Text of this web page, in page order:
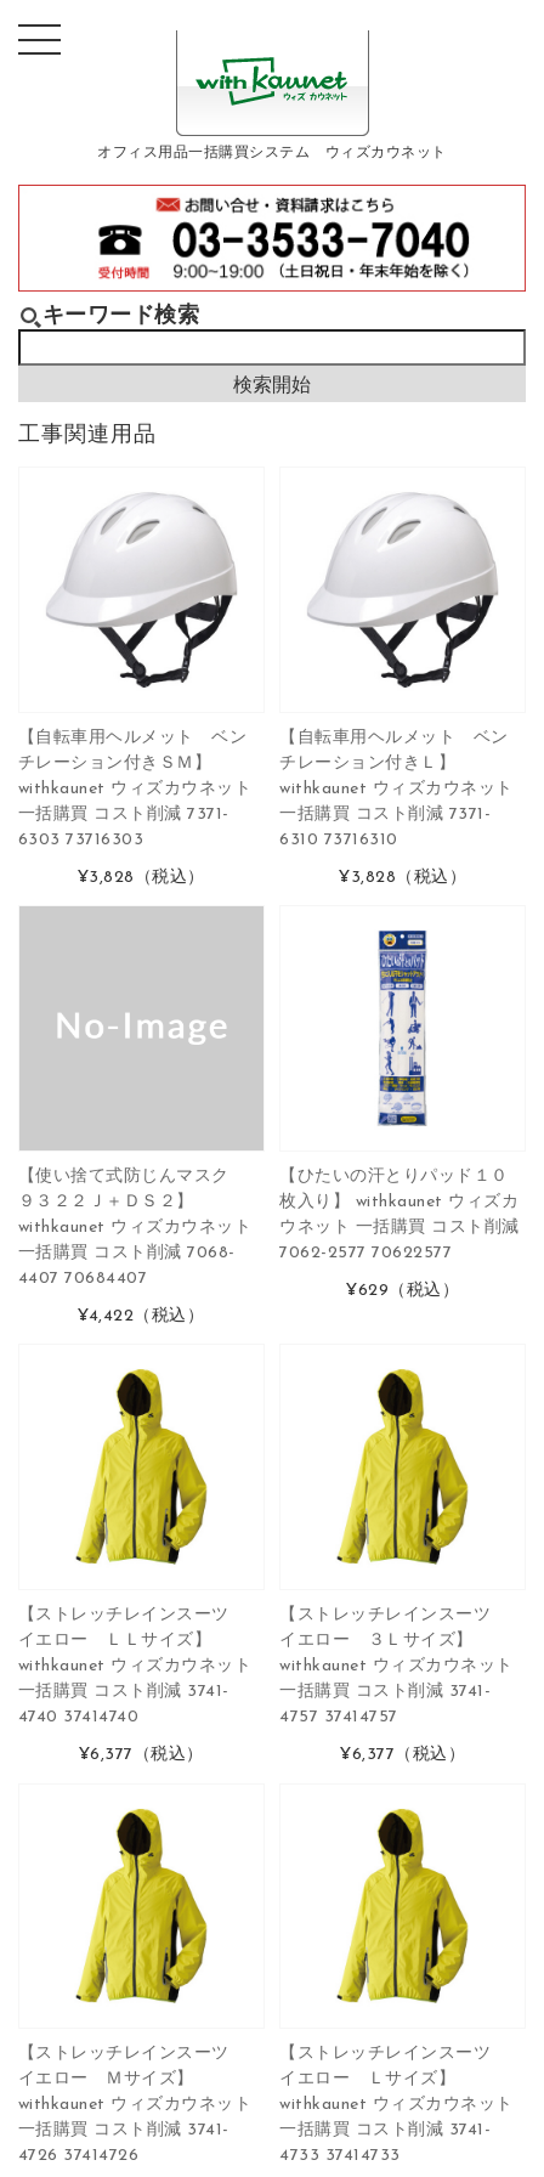
オフィス用品一括購買システム ウィズカウネット
キーワード検索
工事関連用品
【自転車用ヘルメット ベン
チレーション付きＳＭ】
withkaunet ウィズカウネット
一括購買 コスト削減 7371-
6303 73716303
¥3,828 （税込）
【自転車用ヘルメット ベン
チレーション付きＬ】
withkaunet ウィズカウネット
一括購買 コスト削減 7371-
6310 73716310
¥3,828 （税込）
【使い捨て式防じんマスク
９３２２Ｊ＋ＤＳ２】
withkaunet ウィズカウネット
一括購買 コスト削減 7068-
4407 70684407
¥4,422 （税込）
【ひたいの汗とりパッド１０
枚入り】 withkaunet ウィズカ
ウネット 一括購買 コスト削減
7062-2577 70622577
¥629 （税込）
【ストレッチレインスーツ
イエロー ＬＬサイズ】
withkaunet ウィズカウネット
一括購買 コスト削減 3741-
4740 37414740
¥6,377 （税込）
【ストレッチレインスーツ
イエロー ３Ｌサイズ】
withkaunet ウィズカウネット
一括購買 コスト削減 3741-
4757 37414757
¥6,377 （税込）
【ストレッチレインスーツ
イエロー Ｍサイズ】
withkaunet ウィズカウネット
一括購買 コスト削減 3741-
4726 37414726
【ストレッチレインスーツ
イエロー Ｌサイズ】
withkaunet ウィズカウネット
一括購買 コスト削減 3741-
4733 37414733